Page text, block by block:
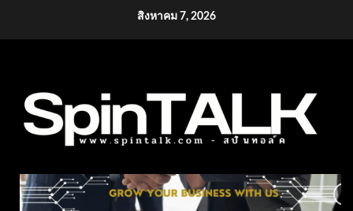
สิงหาคม 7, 2026